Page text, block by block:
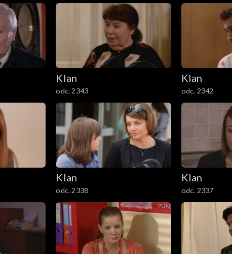
Klan
odc. 2343
Klan
odc. 2342
Klan
odc. 2338
Klan
odc. 2337